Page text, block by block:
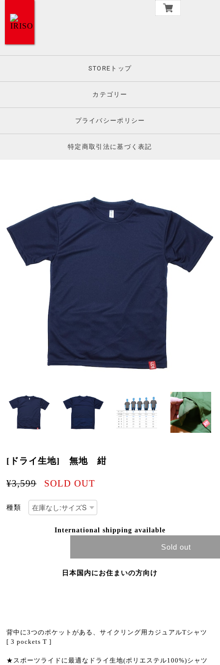
STOREトップ
カテゴリー
プライバシーポリシー
特定商取引法に基づく表記
[ドライ生地] 無地 紺
¥3,599 SOLD OUT
種類
International shipping available
Sold out
日本国内にお住まいの方向け
背中に3つのポケットがある、サイクリング用カジュアルTシャツ
[ 3 pockets T ]
★スポーツライドに最適なドライ生地(ポリエステル100%)シャツ